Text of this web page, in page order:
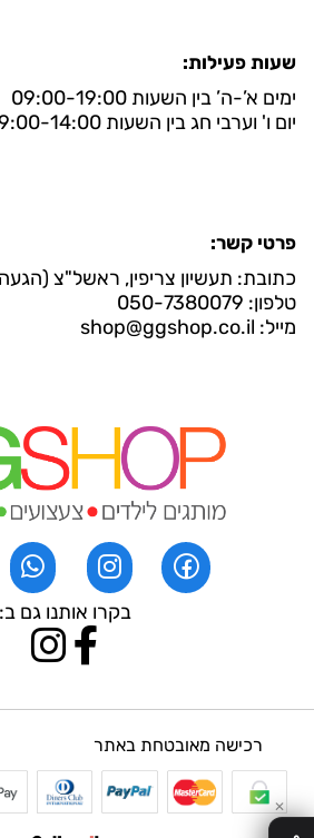
שעות פעילות:
ימים א’-ה’ בין השעות 09:00-19:00
יום ו' וערבי חג בין השעות 09:00-14:00
פרטי קשר:
כתובת: תעשיון צריפין, ראשל"צ
טלפון: 050-7380079
מייל: shop@ggshop.co.il
בקרו אותנו גם ב:
רכישה מאובטחת באתר
✕